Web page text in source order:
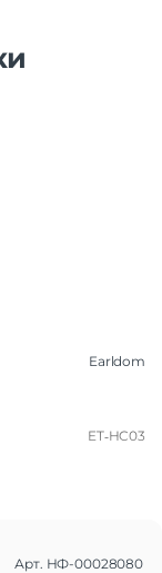
Earldom
ET‑HC03
Арт. НФ-00028080